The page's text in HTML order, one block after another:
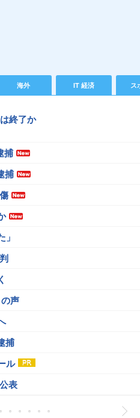
海外 IT 経済 ス
終了か
捕
捕
声
捕
ル
表